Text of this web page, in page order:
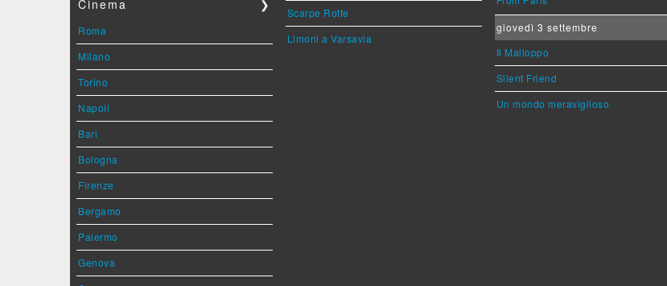
Cinema ❯
Roma
Milano
Torino
Napoli
Bari
Bologna
Firenze
Bergamo
Palermo
Genova
Scarpe Rotte
Limoni a Varsavia
giovedì 3 settembre
Il Malloppo
Silent Friend
Un mondo meraviglioso